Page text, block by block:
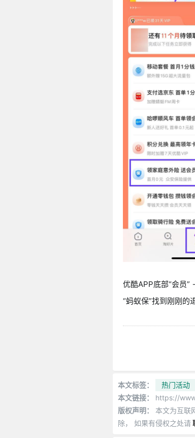
优酷APP底部“会员
“蚂蚁保”找到刚刚的
本文标签：
热门活动
本文链接：
https://
版权声明：
本文为互联
除， 如果有侵权之处请